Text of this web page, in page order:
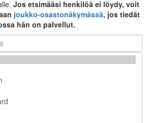
Jos etsimääsi henkilöä ei löydy, voit
joukko-osastonäkymässä, jos tiedät
hän on palvellut.